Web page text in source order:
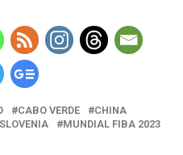
CABO VERDE
CHINA
MUNDIAL FIBA 2023